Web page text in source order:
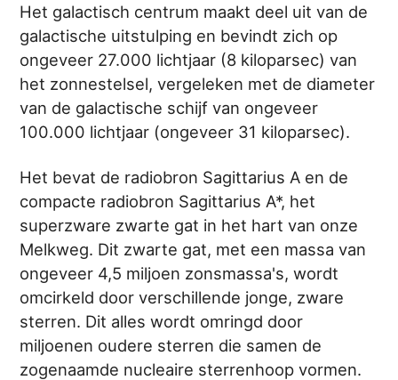
Het galactisch centrum maakt deel uit van de
galactische uitstulping en bevindt zich op
ongeveer 27.000 lichtjaar (8 kiloparsec) van
het zonnestelsel, vergeleken met de diameter
van de galactische schijf van ongeveer
100.000 lichtjaar (ongeveer 31 kiloparsec).
Het bevat de radiobron Sagittarius A en de
compacte radiobron Sagittarius A*, het
superzware zwarte gat in het hart van onze
Melkweg. Dit zwarte gat, met een massa van
ongeveer 4,5 miljoen zonsmassa's, wordt
omcirkeld door verschillende jonge, zware
sterren. Dit alles wordt omringd door
miljoenen oudere sterren die samen de
zogenaamde nucleaire sterrenhoop vormen.